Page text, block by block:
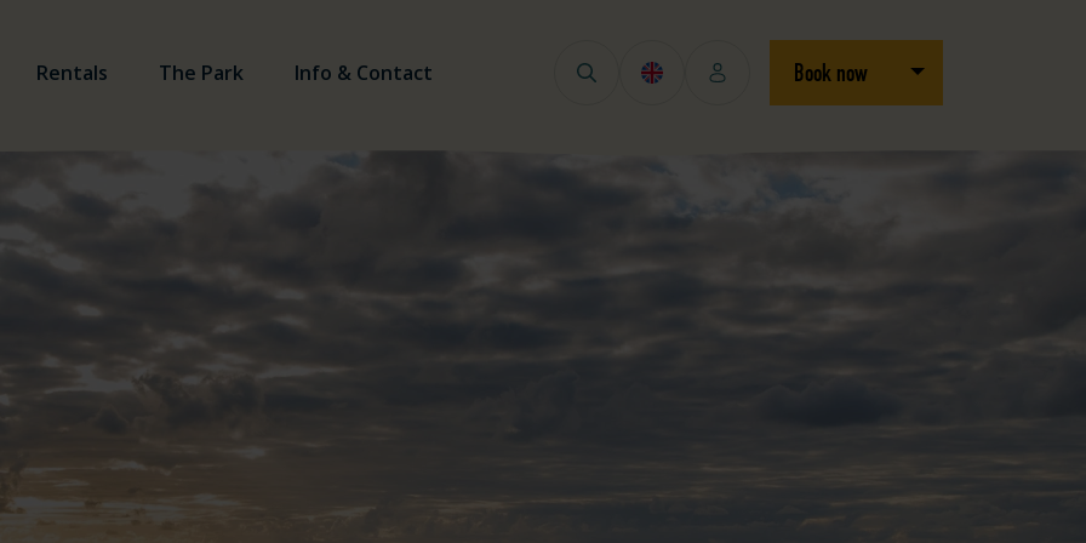
Rentals The Park Info & Contact Book now Open/close dropdown